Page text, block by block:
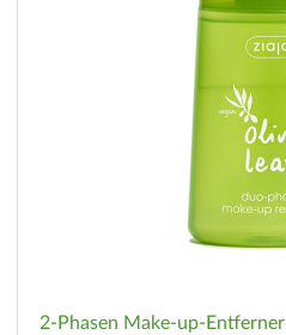
2-Phasen Make-up-Entferner